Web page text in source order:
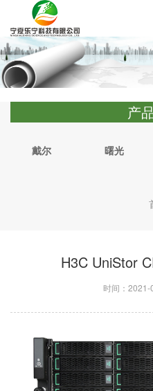
产
戴尔 曙光
H3C UniStor
时间：